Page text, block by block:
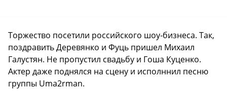
Торжество посетили российского шоу-бизнеса. Так,
поздравить Деревянко и Фуць пришел Михаил
Галустян. Не пропустил свадьбу и Гоша Куценко.
Актер даже поднялся на сцену и исполннил песню
группы Uma2rman.